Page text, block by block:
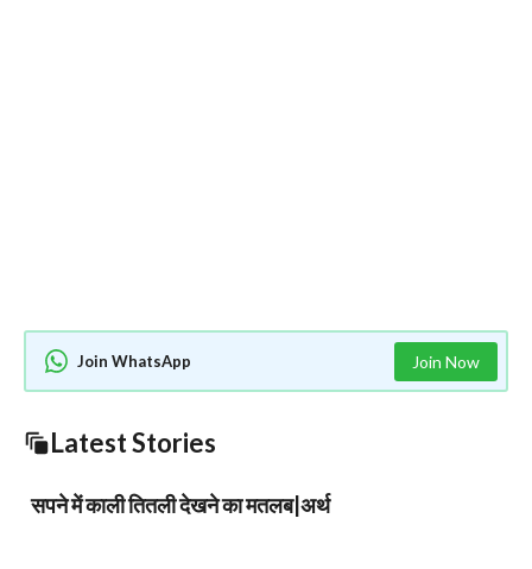
Join WhatsApp Join Now
Latest Stories
सपने में काली तितली देखने का मतलब|अर्थ